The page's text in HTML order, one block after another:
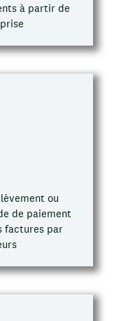
à partir de
ou
de paiement
factures par